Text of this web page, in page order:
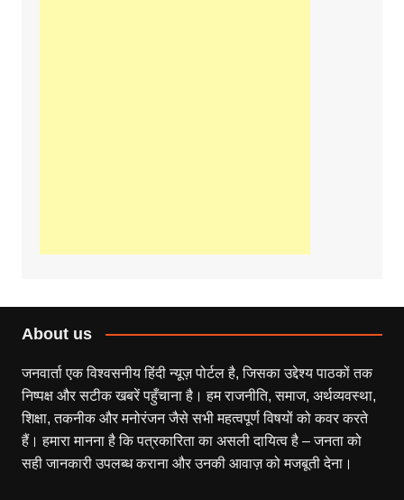
About us
जनवार्ता एक विश्वसनीय हिंदी न्यूज़ पोर्टल है, जिसका उद्देश्य पाठकों तक
निष्पक्ष और सटीक खबरें पहुँचाना है। हम राजनीति, समाज, अर्थव्यवस्था,
शिक्षा, तकनीक और मनोरंजन जैसे सभी महत्वपूर्ण विषयों को कवर करते
हैं। हमारा मानना है कि पत्रकारिता का असली दायित्व है – जनता को
सही जानकारी उपलब्ध कराना और उनकी आवाज़ को मजबूती देना।